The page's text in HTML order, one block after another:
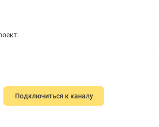
Подключиться к каналу